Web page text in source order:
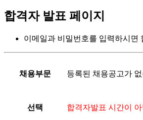
합격자 발표 페이지
이메일과 비밀번호를 입력하시면
채용부문 등록된 채용공고가
선택 합격자발표 시간이